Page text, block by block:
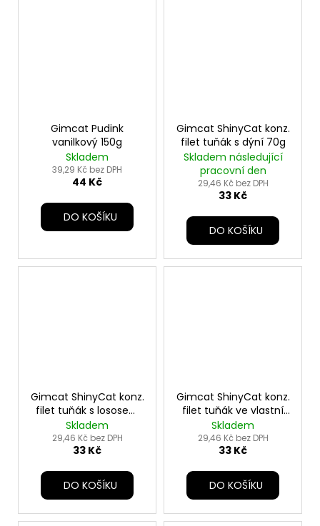
Gimcat Pudink
vanilkový 150g
Skladem
39,29 Kč bez DPH
44 Kč
DO KOŠÍKU
Gimcat ShinyCat konz.
filet tuňák s dýní 70g
Skladem následující
pracovní den
29,46 Kč bez DPH
33 Kč
DO KOŠÍKU
Gimcat ShinyCat konz.
filet tuňák s lososem
70g
Skladem
29,46 Kč bez DPH
33 Kč
DO KOŠÍKU
Gimcat ShinyCat konz.
filet tuňák ve vlastní
šťávě 70g
Skladem
29,46 Kč bez DPH
33 Kč
DO KOŠÍKU